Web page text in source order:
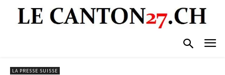
LA PRESSE SUISSE